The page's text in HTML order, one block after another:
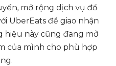
mở rộng dịch vụ đồ
UberEats để giao nhận
hiệu này cũng đang mở
của mình cho phù hợp